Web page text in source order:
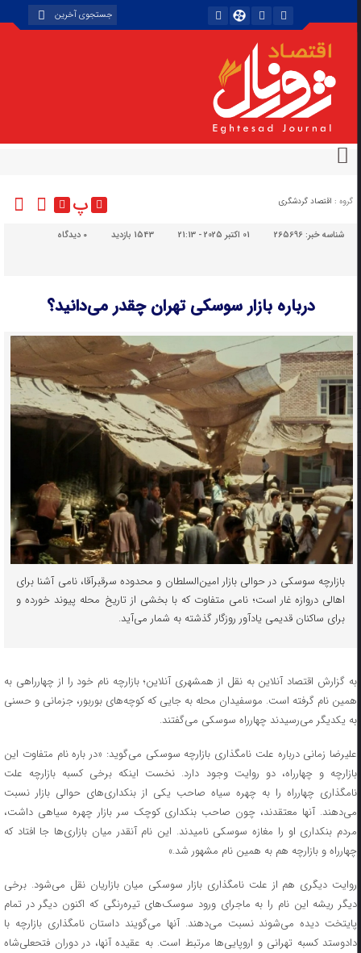
گروه : اقتصاد گردشگری پ
شناسه خبر:265696 01 اکتبر 2025 - 21:13 1543 بازدید دیدگاه
درباره بازار سوسکی تهران چقدر می‌دانید؟
بازارچه سوسکی در حوالی بازار امین‌السلطان و محدوده سرقبرآقا، نامی آشنا برای
اهالی دروازه غار است؛ نامی متفاوت که با بخشی از تاریخ محله پیوند خورده و
برای ساکنان قدیمی یادآور روزگار گذشته به شمار می‌آید.
به گزارش اقتصاد آنلاین به نقل از همشهری آنلاین؛ بازارچه نام خود را از چهارراهی به
همین نام گرفته است. موسفیدان محله به جایی که کوچه‌های بوربور، جزمانی و حسنی
به یکدیگر می‌رسیدند چهارراه سوسکی می‌گفتند.
علیرضا زمانی درباره علت نامگذاری بازارچه سوسکی می‌گوید: «در باره نام متفاوت این
بازارچه و چهارراه، دو روایت وجود دارد. نخست اینکه برخی کسبه بازارچه علت
نامگذاری چهارراه را به چهره سیاه صاحب یکی از بنکداری‌های حوالی بازار نسبت
می‌دهند. آنها معتقدند، چون صاحب بنکداری کوچک سر بازار چهره سیاهی داشت،
مردم بنکداری او را مغازه سوسکی نامیدند. این نام آنقدر میان بازاری‌ها جا افتاد که
چهارراه و بازارچه هم به همین نام مشهور شد.»
روایت دیگری هم از علت نامگذاری بازار سوسکی میان بازاریان نقل می‌شود. برخی
دیگر ریشه این نام را به ماجرای ورود سوسک‌های تیره‌رنگی که اکنون دیگر در تمام
پایتخت دیده می‌شوند نسبت می‌دهند. آنها می‌گویند داستان نامگذاری بازارچه با
دادوستد کسبه تهرانی و اروپایی‌ها مرتبط است. به عقیده آنها، در دوران فتحعلی‌شاه